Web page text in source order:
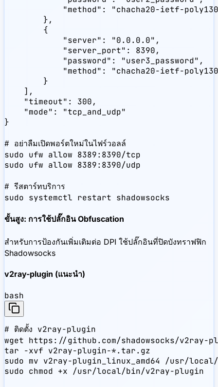
"method": "chacha20-ietf-
        },
        {
            "server": "0.0.0.0",
            "server_port": 8390,
            "password": "user3_password",
"method": "chacha20-ietf-
        }
    ],
    "timeout": 300,
    "mode": "tcp_and_udp"
}
# อย่าลืมเปิดพอร์ตใหม่ในไฟร์วอลล์
sudo ufw allow 8389:8390/tcp
sudo ufw allow 8389:8390/udp
# รีสตาร์ทบริการ
sudo systemctl restart shadowsocks
ขั้นสูง: การใช้ปลั๊กอิน Obfuscation
สำหรับการป้องกันเพิ่มเติมต่อ DPI ใช้ปลั๊กอินที่ปิดบังทราฟฟิก
Shadowsocks
v2ray-plugin (แนะนำ)
bash
# ติดตั้ง v2ray-plugin
wget https://github.com/shadowsocks/
tar -xvf v2ray-plugin-*.tar.gz
sudo mv v2ray-plugin_linux_amd64 /usr/
sudo chmod +x /usr/local/bin/v2ray-plugin